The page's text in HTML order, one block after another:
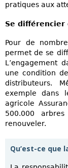
pratiques aux
Se différencier
Pour de
permet de se
L’engagement
une condition
distributeurs.
exemple dans
agricole
500.000
renouveler.
Qu’est-ce que